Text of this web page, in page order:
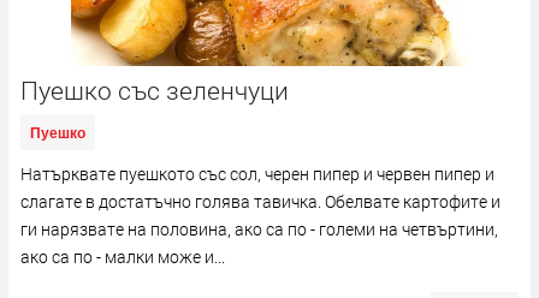
Пуешко със зеленчуци
Пуешко
Натърквате пуешкото със сол, черен пипер и червен пипер и
слагате в достатъчно голява тавичка. Обелвате картофите и
ги нарязвате на половина, ако са по - големи на четвъртини,
ако са по - малки може и...